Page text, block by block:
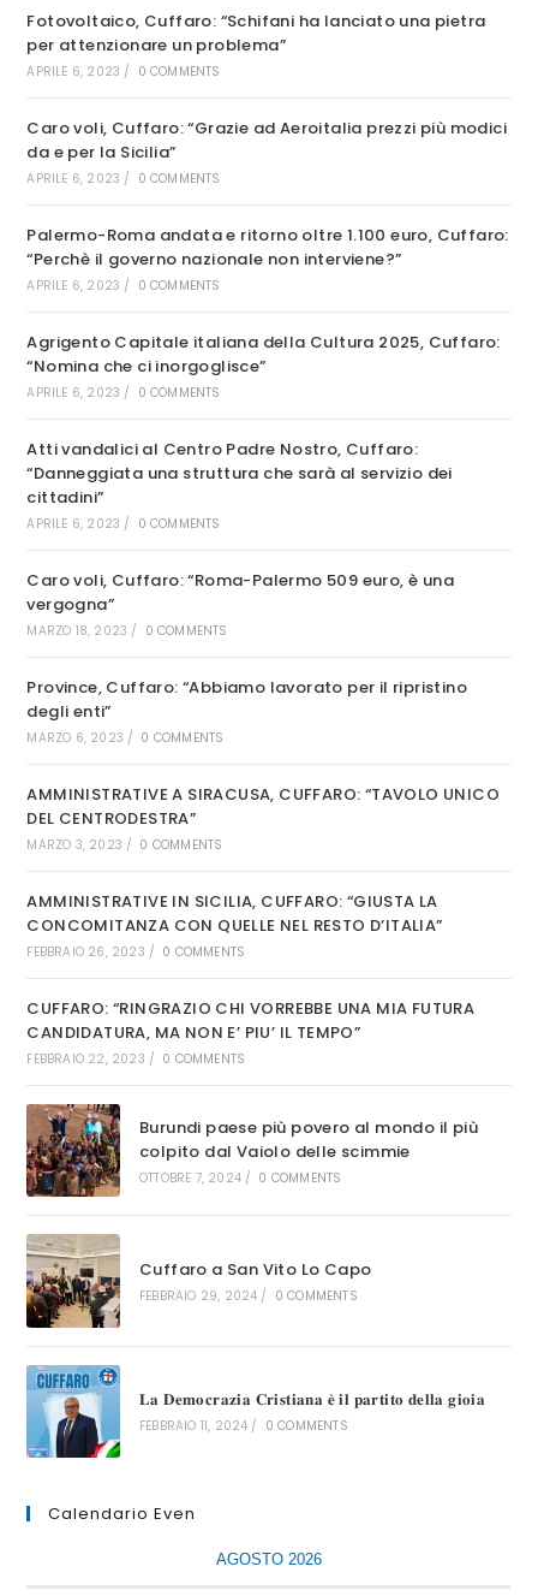
Fotovoltaico, Cuffaro: “Schifani ha lanciato una pietra
per attenzionare un problema”
APRILE 6, 2023 / 0 COMMENTS
Caro voli, Cuffaro: “Grazie ad Aeroitalia prezzi più modici
da e per la Sicilia”
APRILE 6, 2023 / 0 COMMENTS
Palermo-Roma andata e ritorno oltre 1.100 euro, Cuffaro:
“Perchè il governo nazionale non interviene?”
APRILE 6, 2023 / 0 COMMENTS
Agrigento Capitale italiana della Cultura 2025, Cuffaro:
“Nomina che ci inorgoglisce”
APRILE 6, 2023 / 0 COMMENTS
Atti vandalici al Centro Padre Nostro, Cuffaro:
“Danneggiata una struttura che sarà al servizio dei
cittadini”
APRILE 6, 2023 / 0 COMMENTS
Caro voli, Cuffaro: “Roma-Palermo 509 euro, è una
vergogna”
MARZO 18, 2023 / 0 COMMENTS
Province, Cuffaro: “Abbiamo lavorato per il ripristino
degli enti”
MARZO 6, 2023 / 0 COMMENTS
AMMINISTRATIVE A SIRACUSA, CUFFARO: “TAVOLO UNICO
DEL CENTRODESTRA”
MARZO 3, 2023 / 0 COMMENTS
AMMINISTRATIVE IN SICILIA, CUFFARO: “GIUSTA LA
CONCOMITANZA CON QUELLE NEL RESTO D’ITALIA”
FEBBRAIO 26, 2023 / 0 COMMENTS
CUFFARO: “RINGRAZIO CHI VORREBBE UNA MIA FUTURA
CANDIDATURA, MA NON E’ PIU’ IL TEMPO”
FEBBRAIO 22, 2023 / 0 COMMENTS
Burundi paese più povero al mondo il più
colpito dal Vaiolo delle scimmie
OTTOBRE 7, 2024 / 0 COMMENTS
Cuffaro a San Vito Lo Capo
FEBBRAIO 29, 2024 / 0 COMMENTS
𝐋𝐚 𝐃𝐞𝐦𝐨𝐜𝐫𝐚𝐳𝐢𝐚 𝐂𝐫𝐢𝐬𝐭𝐢𝐚𝐧𝐚 𝐞̀ 𝐢𝐥 𝐩𝐚𝐫𝐭𝐢𝐭𝐨 𝐝𝐞𝐥𝐥𝐚 𝐠𝐢𝐨𝐢𝐚
FEBBRAIO 11, 2024 / 0 COMMENTS
Calendario Even
AGOSTO 2026